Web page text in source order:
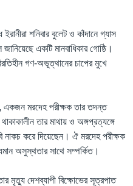
শনিবার বুলেট ও কাঁদানে গ্যাস
একটি মানবাধিকার গোষ্ঠি।
গণ-অভূত্থানের চাপের মুখে
একজন মরদেহ পরীক্ষক তার তদন্ত
তার মাথায় ও অঙ্গপ্রত্যঙ্গে
নাকচ করে দিয়েছেন। ঐ মরদেহ পরীক্ষক
অসুস্থতার সাথে সম্পর্কিত।
মৃত্যু দেশব্যাপী বিক্ষোভের সূত্রপাত